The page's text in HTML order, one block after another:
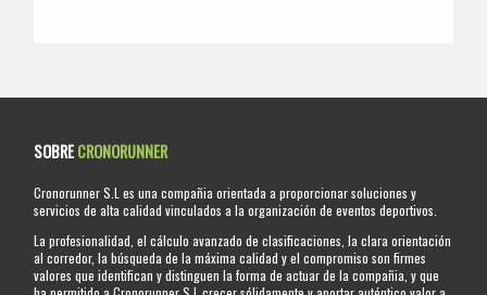
SOBRECRONORUNNER
Cronorunner S.L es una compañia orientada a proporcionar soluciones y
servicios de alta calidad vinculados a la organización de eventos deportivos.
La profesionalidad, el cálculo avanzado de clasificaciones, la clara orientación
al corredor, la búsqueda de la máxima calidad y el compromiso son firmes
valores que identifican y distinguen la forma de actuar de la compañia, y que